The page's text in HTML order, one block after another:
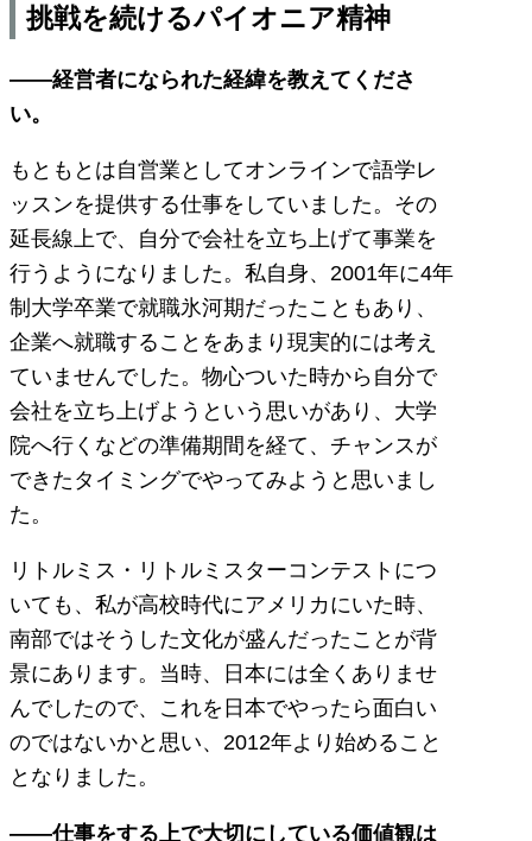
挑戦を続けるパイオニア精神
――経営者になられた経緯を教えてくださ
い。
もともとは自営業としてオンラインで語学レ
ッスンを提供する仕事をしていました。その
延長線上で、自分で会社を立ち上げて事業を
行うようになりました。私自身、2001年に4年
制大学卒業で就職氷河期だったこともあり、
企業へ就職することをあまり現実的には考え
ていませんでした。物心ついた時から自分で
会社を立ち上げようという思いがあり、大学
院へ行くなどの準備期間を経て、チャンスが
できたタイミングでやってみようと思いまし
た。
リトルミス・リトルミスターコンテストにつ
いても、私が高校時代にアメリカにいた時、
南部ではそうした文化が盛んだったことが背
景にあります。当時、日本には全くありませ
んでしたので、これを日本でやったら面白い
のではないかと思い、2012年より始めること
となりました。
――仕事をする上で大切にしている価値観は